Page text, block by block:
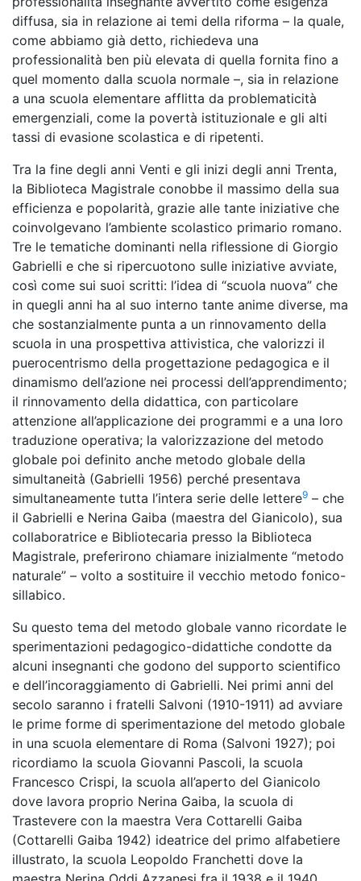
diffusa, sia in relazione ai temi della riforma – la quale,
come abbiamo già detto, richiedeva una
professionalità ben più elevata di quella fornita fino a
quel momento dalla scuola normale –, sia in relazione
a una scuola elementare afflitta da problematicità
emergenziali, come la povertà istituzionale e gli alti
tassi di evasione scolastica e di ripetenti.
Tra la fine degli anni Venti e gli inizi degli anni Trenta,
la Biblioteca Magistrale conobbe il massimo della sua
efficienza e popolarità, grazie alle tante iniziative che
coinvolgevano l’ambiente scolastico primario romano.
Tre le tematiche dominanti nella riflessione di Giorgio
Gabrielli e che si ripercuotono sulle iniziative avviate,
così come sui suoi scritti: l’idea di “scuola nuova” che
in quegli anni ha al suo interno tante anime diverse, ma
che sostanzialmente punta a un rinnovamento della
scuola in una prospettiva attivistica, che valorizzi il
puerocentrismo della progettazione pedagogica e il
dinamismo dell’azione nei processi dell’apprendimento;
il rinnovamento della didattica, con particolare
attenzione all’applicazione dei programmi e a una loro
traduzione operativa; la valorizzazione del metodo
globale poi definito anche metodo globale della
simultaneità (Gabrielli 1956) perché presentava
simultaneamente tutta l’intera serie delle lettere9 – che
il Gabrielli e Nerina Gaiba (maestra del Gianicolo), sua
collaboratrice e Bibliotecaria presso la Biblioteca
Magistrale, preferirono chiamare inizialmente “metodo
naturale” – volto a sostituire il vecchio metodo fonico-
sillabico.
Su questo tema del metodo globale vanno ricordate le
sperimentazioni pedagogico-didattiche condotte da
alcuni insegnanti che godono del supporto scientifico
e dell’incoraggiamento di Gabrielli. Nei primi anni del
secolo saranno i fratelli Salvoni (1910-1911) ad avviare
le prime forme di sperimentazione del metodo globale
in una scuola elementare di Roma (Salvoni 1927); poi
ricordiamo la scuola Giovanni Pascoli, la scuola
Francesco Crispi, la scuola all’aperto del Gianicolo
dove lavora proprio Nerina Gaiba, la scuola di
Trastevere con la maestra Vera Cottarelli Gaiba
(Cottarelli Gaiba 1942) ideatrice del primo alfabetiere
illustrato, la scuola Leopoldo Franchetti dove la